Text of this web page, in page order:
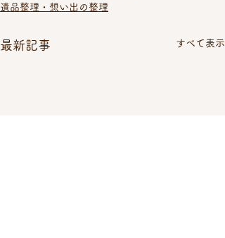
遺品整理・想い出の整理
最新記事 すべて表示